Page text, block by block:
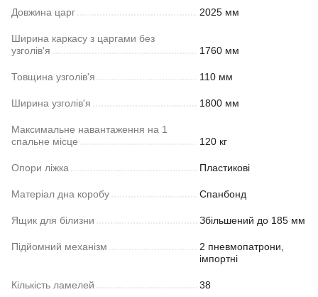
Довжина царг 2025 мм
Ширина каркасу з царгами без
узголів'я
1760 мм
Товщина узголів'я 110 мм
Ширина узголів'я 1800 мм
Максимальне навантаження на 1
спальне місце
120 кг
Опори ліжка Пластикові
Матеріал дна коробу Спанбонд
Ящик для білизни Збільшений до 185 мм
Підйомний механізм
2 пневмопатрони,
імпортні
Кількість ламелей 38